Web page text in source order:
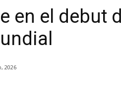
en el debut
2026